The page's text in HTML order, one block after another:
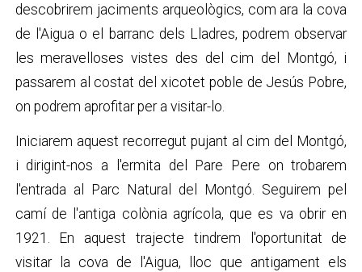
descobrirem jaciments arqueològics, com ara la cova
de l'Aigua o el barranc dels Lladres, podrem observar
les meravelloses vistes des del cim del Montgó, i
passarem al costat del xicotet poble de Jesús Pobre,
on podrem aprofitar per a visitar-lo.
Iniciarem aquest recorregut pujant al cim del Montgó,
i dirigint-nos a l'ermita del Pare Pere on trobarem
l'entrada al Parc Natural del Montgó. Seguirem pel
camí de l'antiga colònia agrícola, que es va obrir en
1921. En aquest trajecte tindrem l'oportunitat de
visitar la cova de l'Aigua, lloc que antigament els